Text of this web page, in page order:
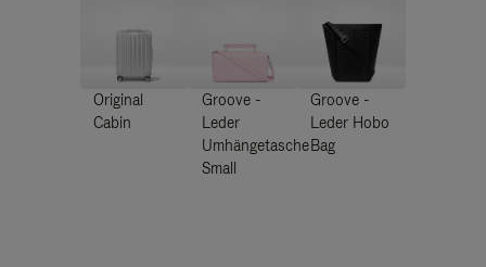
Original
Cabin
Groove -
Leder
Umhängetasche
Small
Groove -
Leder Hobo
Bag